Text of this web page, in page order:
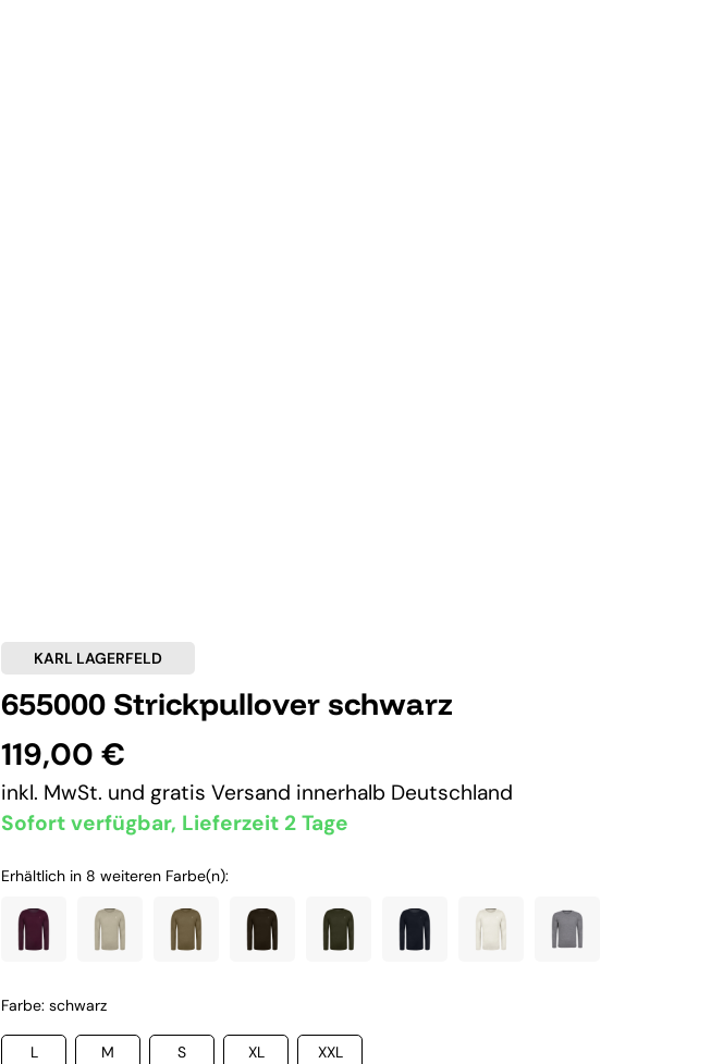
KARL LAGERFELD
655000 Strickpullover schwarz
119,00 €
inkl. MwSt. und gratis Versand innerhalb Deutschland
Sofort verfügbar, Lieferzeit 2 Tage
Erhältlich in 8 weiteren Farbe(n):
Farbe: schwarz
L M S XL XXL